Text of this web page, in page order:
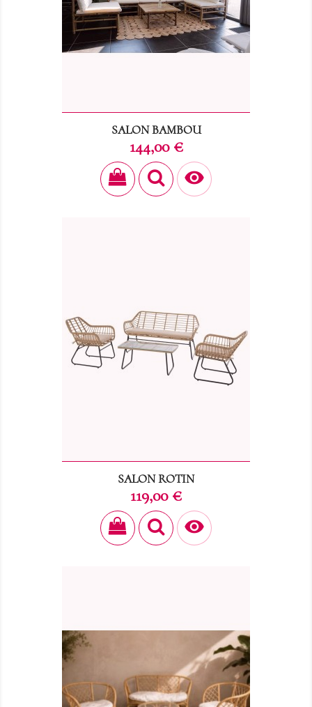
SALON BAMBOU
Prix
144,00 €

SALON ROTIN
Prix
119,00 €
